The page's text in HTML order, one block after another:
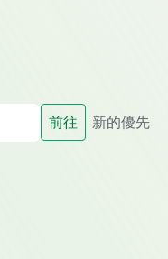
前往 新的優先